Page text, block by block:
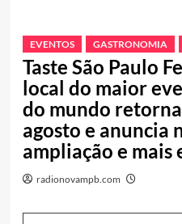
EVENTOS GASTRONOMIA
Taste São Paulo
local do maior
do mundo
agosto e anuncia
ampliação e mais
radionovampb.com